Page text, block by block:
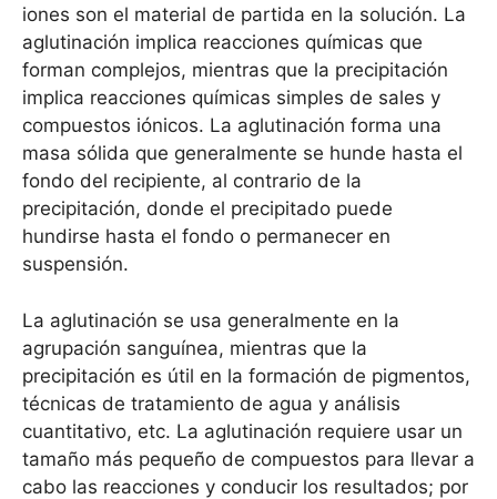
iones son el material de partida en la solución. La
aglutinación implica reacciones químicas que
forman complejos, mientras que la precipitación
implica reacciones químicas simples de sales y
compuestos iónicos. La aglutinación forma una
masa sólida que generalmente se hunde hasta el
fondo del recipiente, al contrario de la
precipitación, donde el precipitado puede
hundirse hasta el fondo o permanecer en
suspensión.
La aglutinación se usa generalmente en la
agrupación sanguínea, mientras que la
precipitación es útil en la formación de pigmentos,
técnicas de tratamiento de agua y análisis
cuantitativo, etc. La aglutinación requiere usar un
tamaño más pequeño de compuestos para llevar a
cabo las reacciones y conducir los resultados; por